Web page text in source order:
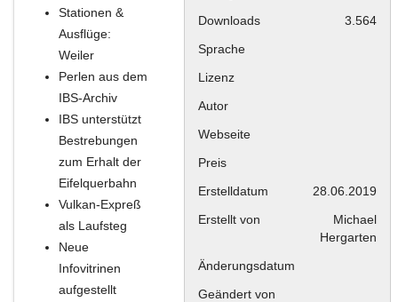
Stationen &
Ausflüge:
Weiler
Perlen aus dem
IBS-Archiv
IBS unterstützt
Bestrebungen
zum Erhalt der
Eifelquerbahn
Vulkan-Expreß
als Laufsteg
Neue
Infovitrinen
aufgestellt
Downloads
3.564
Sprache
Lizenz
Autor
Webseite
Preis
Erstelldatum
28.06.2019
Erstellt von
Michael
Hergarten
Änderungsdatum
Geändert von